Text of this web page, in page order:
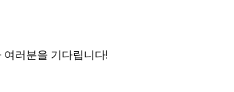
러분을 기다립니다!